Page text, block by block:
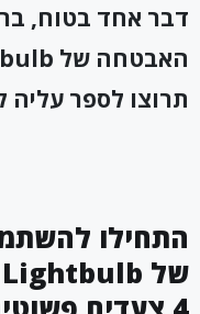
דבר אחד בטוח,
האבטחה של
תרוצו לספר
התחילו
של